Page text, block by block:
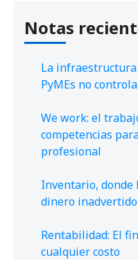
Notas
La
PyMEs no
We work: el
competencias
profesional
Inventario, donde
dinero inadvertido
Rentabilidad: El
cualquier costo